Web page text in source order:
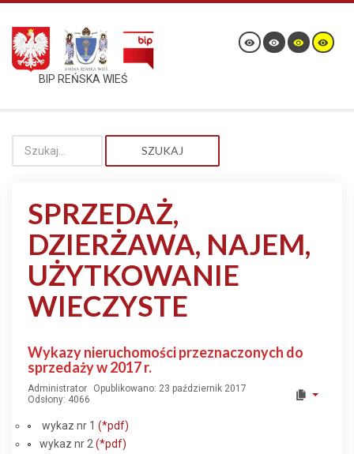
BIP REŃSKA WIEŚ
SZUKAJ
SPRZEDAŻ,
DZIERŻAWA, NAJEM,
UŻYTKOWANIE
WIECZYSTE
Wykazy nieruchomości przeznaczonych do
sprzedaży w 2017 r.
Administrator
Opublikowano: 23 październik 2017
Odsłony: 4066
wykaz nr 1 (*pdf)
wykaz nr 2 (*pdf)